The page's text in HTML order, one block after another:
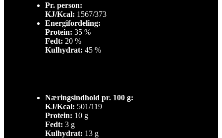
Pr. person:
KJ/Kcal: 1567/373
Energifordeling:
Protein: 35 %
Fedt: 20 %
Kulhydrat: 45 %
Næringsindhold pr. 100 g:
KJ/Kcal: 501/119
Protein: 10 g
Fedt: 3 g
Kulhydrat: 13 g